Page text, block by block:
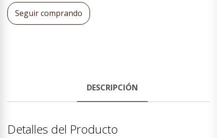
Seguir comprando
DESCRIPCIÓN
Detalles del Producto